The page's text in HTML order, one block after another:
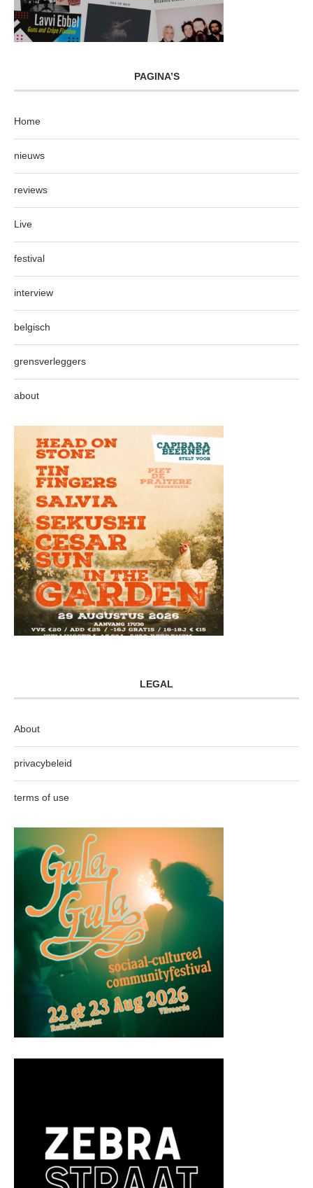
PAGINA’S
Home
nieuws
reviews
Live
festival
interview
belgisch
grensverleggers
about
LEGAL
About
privacybeleid
terms of use